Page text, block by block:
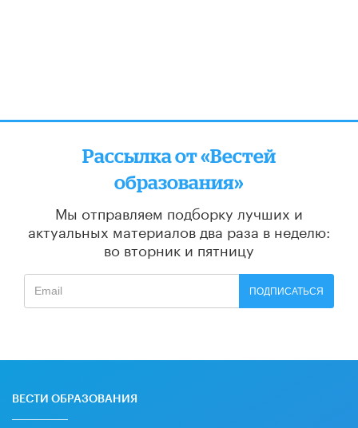
Рассылка от «Вестей
образования»
Мы отправляем подборку лучших и
актуальных материалов два раза в неделю:
во вторник и пятницу
ПОДПИСАТЬСЯ
ВЕСТИ ОБРАЗОВАНИЯ